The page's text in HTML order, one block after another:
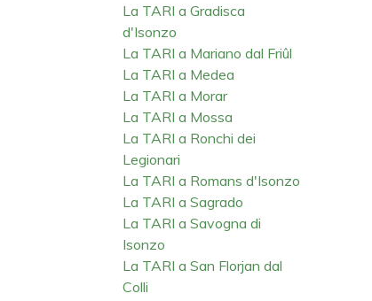
La TARI a Gradisca
d'Isonzo
La TARI a Mariano dal Friûl
La TARI a Medea
La TARI a Morar
La TARI a Mossa
La TARI a Ronchi dei
Legionari
La TARI a Romans d'Isonzo
La TARI a Sagrado
La TARI a Savogna di
Isonzo
La TARI a San Florjan dal
Colli